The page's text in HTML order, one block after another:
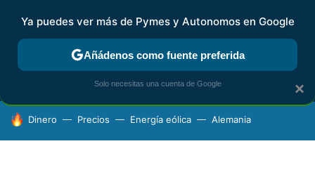
MENÚ NUEVO
FISCALIDAD Y CONTABILIDAD KIT DIGITAL
HOY SE HABLA DE
Dinero Precios Energía eólica Alemania
×
Ya puedes ver más de Pymes y Autonomos en Google
Añádenos como fuente preferida
Solo necesitas una cuenta de Google